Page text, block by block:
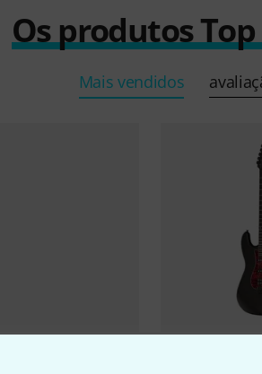
Os produtos
Mais vendidos